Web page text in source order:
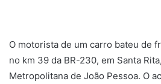
O motorista de um carro bateu de
no km 39 da BR-230, em Santa
Metropolitana de João Pessoa. O